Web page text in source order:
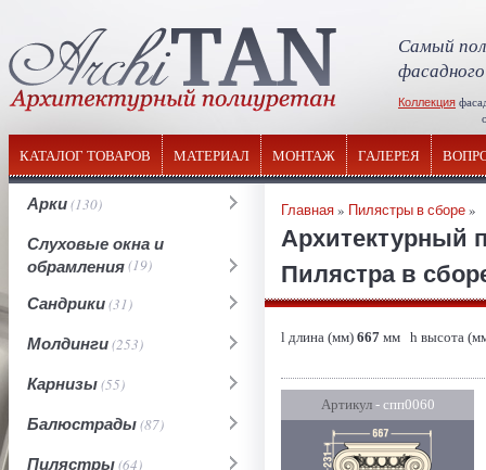
Самый
Коллекция
КАТАЛОГ ТОВАРОВ МАТЕРИАЛ МОНТАЖ ГАЛЕРЕЯ
Арки(130)
Слуховые окна и
обрамления(19)
Сандрики(31)
Молдинги(253)
Карнизы(55)
Балюстрады(87)
Пилястры(64)
Главная» Пилястры в сборе»
Архитектурный
Пилястра в
l длина (мм) 667 мм h высота
Артикул- спп0060